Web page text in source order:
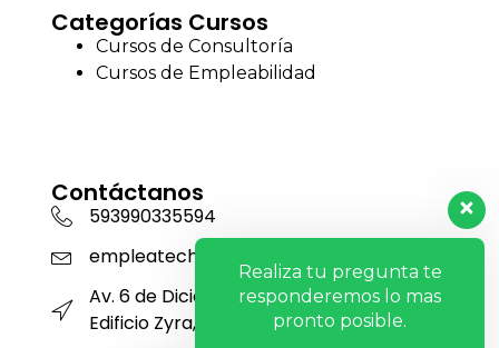
Categorías Cursos
Cursos de Consultoría
Cursos de Empleabilidad
Contáctanos
593990335594
empleatech@oconorconsulting.com
Av. 6 de Diciembre N34-360 y Portugal,
Edificio Zyra, Piso 12, Oficina 1201
Realiza tu pregunta te
responderemos lo mas
pronto posible.